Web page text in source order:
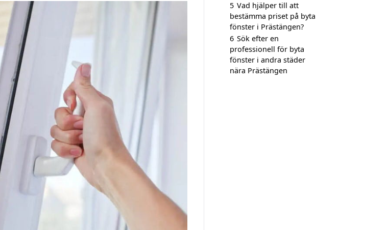
5 Vad hjälper till att
bestämma priset på byta
fönster i Prästängen?
6 Sök efter en
professionell för byta
fönster i andra städer
nära Prästängen